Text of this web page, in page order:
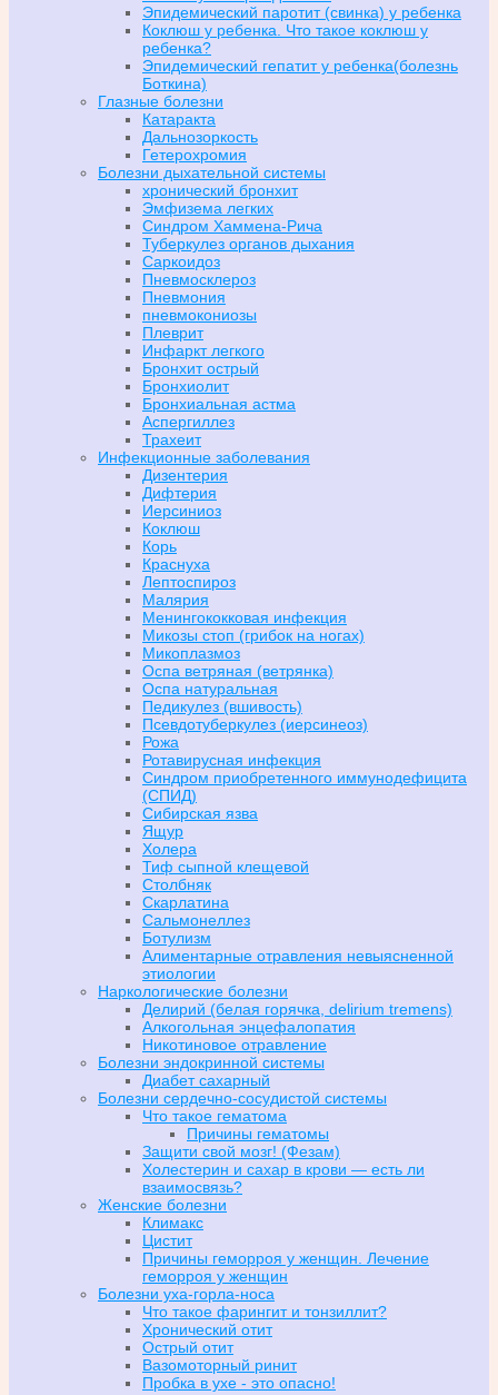
Эпидемический паротит (свинка) у ребенка
Коклюш у ребенка. Что такое коклюш у
ребенка?
Эпидемический гепатит у ребенка(болезнь
Боткина)
Глазные болезни
Катаракта
Дальнозоркость
Гетерохромия
Болезни дыхательной системы
хронический бронхит
Эмфизема легких
Синдром Хаммена-Рича
Туберкулез органов дыхания
Саркоидоз
Пневмосклероз
Пневмония
пневмокониозы
Плеврит
Инфаркт легкого
Бронхит острый
Бронхиолит
Бронхиальная астма
Аспергиллез
Трахеит
Инфекционные заболевания
Дизентерия
Дифтерия
Иерсиниоз
Коклюш
Корь
Краснуха
Лептоспироз
Малярия
Менингококковая инфекция
Микозы стоп (грибок на ногах)
Микоплазмоз
Оспа ветряная (ветрянка)
Оспа натуральная
Педикулез (вшивость)
Псевдотуберкулез (иерсинеоз)
Рожа
Ротавирусная инфекция
Синдром приобретенного иммунодефицита
(СПИД)
Сибирская язва
Ящур
Холера
Тиф сыпной клещевой
Столбняк
Скарлатина
Сальмонеллез
Ботулизм
Алиментарные отравления невыясненной
этиологии
Наркологические болезни
Делирий (белая горячка, delirium tremens)
Алкогольная энцефалопатия
Никотиновое отравление
Болезни эндокринной системы
Диабет сахарный
Болезни сердечно-сосудистой системы
Что такое гематома
Причины гематомы
Защити свой мозг! (Фезам)
Холестерин и сахар в крови — есть ли
взаимосвязь?
Женские болезни
Климакс
Цистит
Причины геморроя у женщин. Лечение
геморроя у женщин
Болезни уха-горла-носа
Что такое фарингит и тонзиллит?
Хронический отит
Острый отит
Вазомоторный ринит
Пробка в ухе - это опасно!